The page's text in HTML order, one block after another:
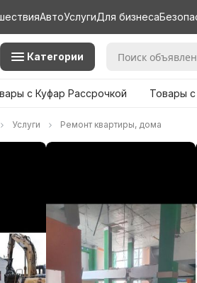
АвтоУслугиДля бизнеса
Категории
с Куфар Рассрочкой Товары
Услуги Ремонт квартиры, дома